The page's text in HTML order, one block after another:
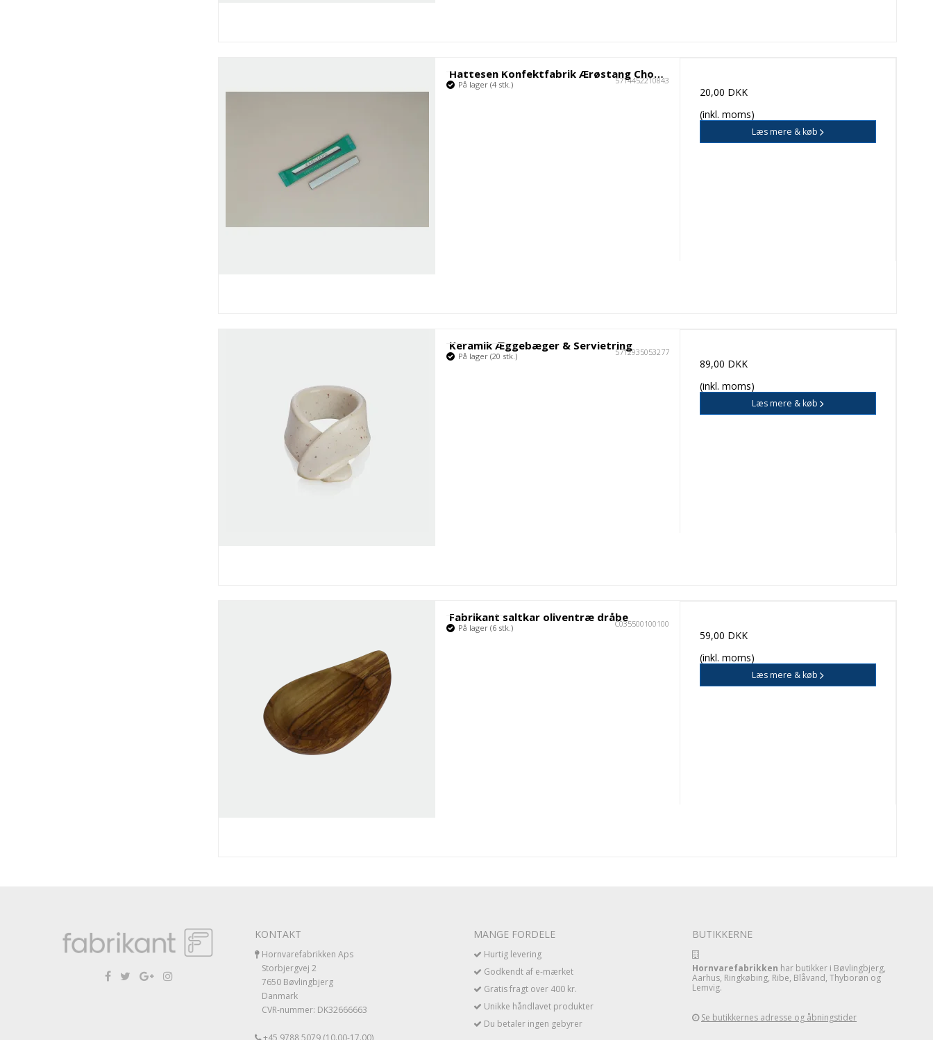
Hattesen Konfektfabrik Ærøstang Chokolade Pebermynte
5714452210843
På lager (4 stk.)
20,00 DKK
(inkl. moms)
Læs mere & køb
Keramik Æggebæger & Servietring5712935053277
På lager (20 stk.)
89,00 DKK
(inkl. moms)
Læs mere & køb
Fabrikant saltkar oliventræ dråbeC035500100100
På lager (6 stk.)
59,00 DKK
(inkl. moms)
Læs mere & køb
KONTAKT
Hornvarefabrikken Aps
Storbjergvej 2
7650 Bøvlingbjerg
Danmark
CVR-nummer: DK32666663
+45 9788 5079 (10.00-17.00)
MANGE FORDELE
Hurtig levering
Godkendt af e-mærket
Gratis fragt over 400 kr.
Unikke håndlavet produkter
Du betaler ingen gebyrer
BUTIKKERNE
Hornvarefabrikken har butikker i Bøvlingbjerg,
Aarhus, Ringkøbing, Ribe, Blåvand, Thyborøn og
Lemvig.
Se butikkernes adresse og åbningstider